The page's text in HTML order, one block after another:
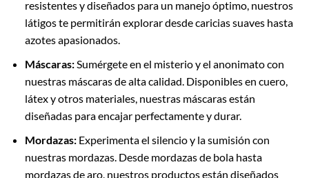
resistentes y diseñados para un manejo óptimo, nuestros
látigos te permitirán explorar desde caricias suaves hasta
azotes apasionados.
Máscaras:Sumérgete en el misterio y el anonimato con
nuestras máscaras de alta calidad. Disponibles en cuero,
látex y otros materiales, nuestras máscaras están
diseñadas para encajar perfectamente y durar.
Mordazas: Experimenta el silencio y la sumisión con
nuestras mordazas. Desde mordazas de bola hasta
mordazas de aro, nuestros productos están diseñados